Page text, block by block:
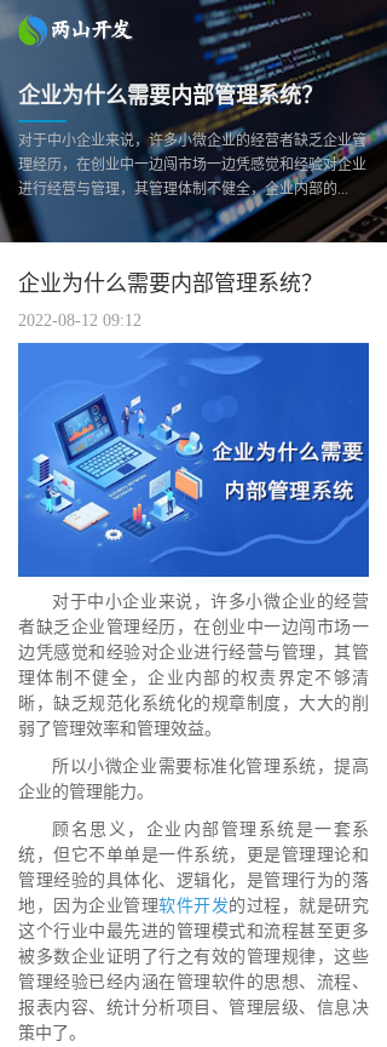
企业为什么需要内部管理系统？
对于中小企业来说，许多小微企业的经营者缺乏企业管
理经历，在创业中一边闯市场一边凭感觉和经验对企业
进行经营与管理，其管理体制不健全，企业内部的...
企业为什么需要内部管理系统？
2022-08-12 09:12
对于中小企业来说，许多小微企业的经营
者缺乏企业管理经历，在创业中一边闯市场一
边凭感觉和经验对企业进行经营与管理，其管
理体制不健全，企业内部的权责界定不够清
晰，缺乏规范化系统化的规章制度，大大的削
弱了管理效率和管理效益。
所以小微企业需要标准化管理系统，提高
企业的管理能力。
顾名思义，企业内部管理系统是一套系
统，但它不单单是一件系统，更是管理理论和
管理经验的具体化、逻辑化，是管理行为的落
地，因为企业管理软件开发的过程，就是研究
这个行业中最先进的管理模式和流程甚至更多
被多数企业证明了行之有效的管理规律，这些
管理经验已经内涵在管理软件的思想、流程、
报表内容、统计分析项目、管理层级、信息决
策中了。